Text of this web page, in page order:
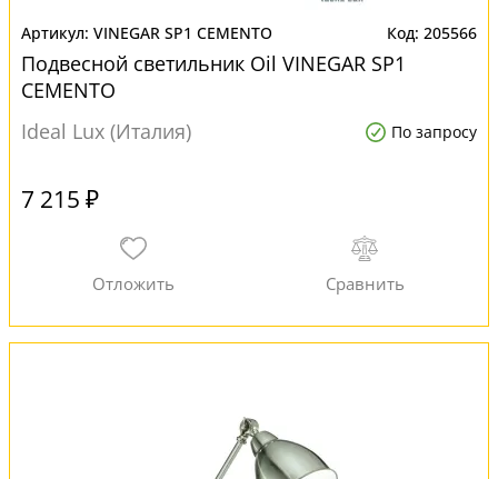
VINEGAR SP1 CEMENTO 205566
Подвесной светильник Oil VINEGAR SP1
CEMENTO
Ideal Lux (Италия)
По запросу
7 215 ₽